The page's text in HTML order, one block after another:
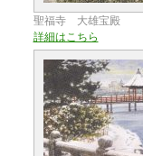
聖福寺 大雄宝殿
詳細はこちら